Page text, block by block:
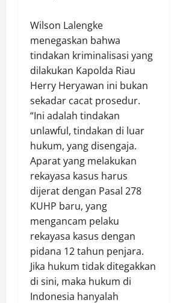
Wilson Lalengke
menegaskan bahwa
tindakan kriminalisasi yang
dilakukan Kapolda Riau
Herry Heryawan ini bukan
sekadar cacat prosedur.
“Ini adalah tindakan
unlawful, tindakan di luar
hukum, yang disengaja.
Aparat yang melakukan
rekayasa kasus harus
dijerat dengan Pasal 278
KUHP baru, yang
mengancam pelaku
rekayasa kasus dengan
pidana 12 tahun penjara.
Jika hukum tidak ditegakkan
di sini, maka hukum di
Indonesia hanyalah